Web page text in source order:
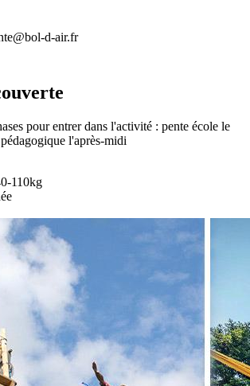
d-air.fr
pour entrer dans l'activité : pente école le
l'après-midi
110kg